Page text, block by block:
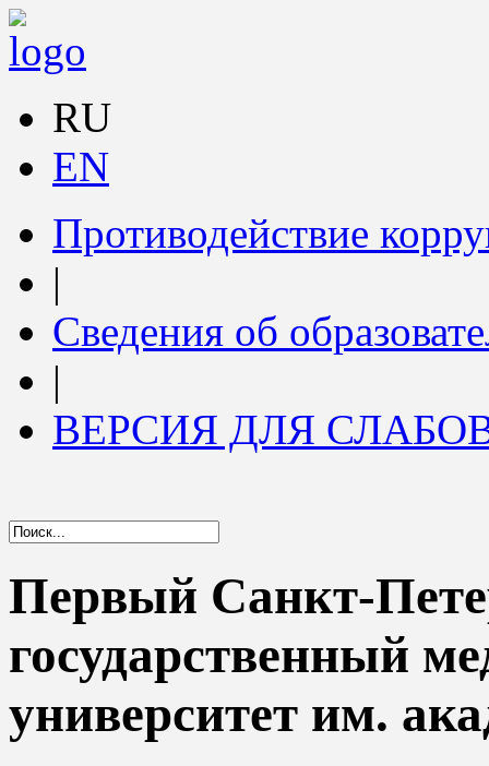
RU
EN
Противодействие
|
Сведения об
|
ВЕРСИЯ ДЛЯ
Первый Санкт-
государственный
университет им.